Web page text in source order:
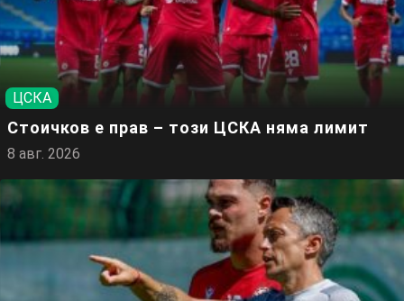
ЦСКА
Стоичков е прав – този ЦСКА няма лимит
8 авг. 2026